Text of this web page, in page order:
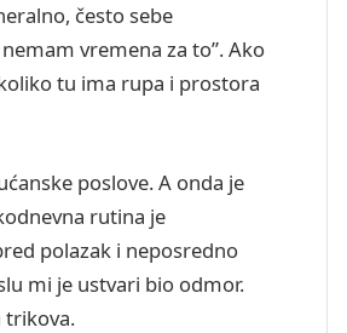
često sebe
vremena za to”. Ako
tu ima rupa i prostora
poslove. A onda je
rutina je
polazak i neposredno
mi je ustvari bio odmor.
trikova.